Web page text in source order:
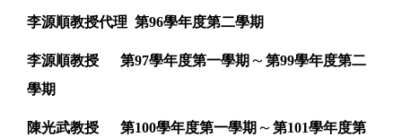
李源順教授代理 第96學年度第二學期
李源順教授 第97學年度第一學期 ～ 第99學年度第二
學期
陳光武教授 第100學年度第一學期 ～ 第101學年度第